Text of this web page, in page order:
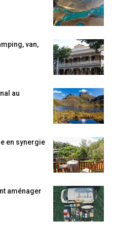
van,
au
en synergie
aménager